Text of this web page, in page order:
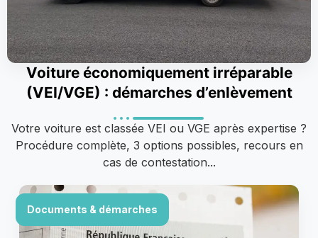
Voiture économiquement irréparable
(VEI/VGE) : démarches d’enlèvement
Votre voiture est classée VEI ou VGE après expertise ?
Procédure complète, 3 options possibles, recours en
cas de contestation...
Documents & démarches